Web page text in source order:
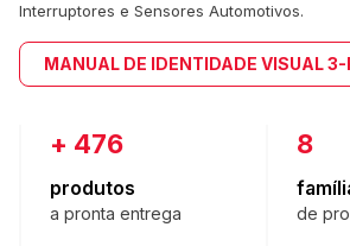
Interruptores e Sensores Automotivos.
MANUAL DE IDENTIDADE VISUAL 3-
+ 523
produtos
a pronta entrega
9
de